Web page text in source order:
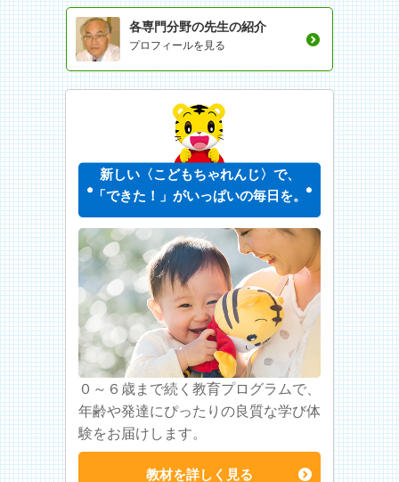
各専門分野の先生の紹介
プロフィールを見る
新しい〈こどもちゃれんじ〉で、
「できた！」がいっぱいの毎日を。
０～６歳まで続く教育プログラムで、
年齢や発達にぴったりの良質な学び体
験をお届けします。
教材を詳しく見る